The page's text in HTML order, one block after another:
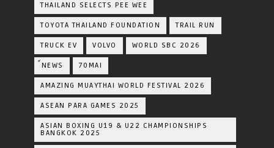
THAILAND SELECTS PEE WEE
TOYOTA​ THAILAND​ FOUNDATION TRAIL RUN
TRUCK EV VOLVO WORLD SBC 2026
์NEWS 70MAI
AMAZING MUAYTHAI WORLD FESTIVAL 2026
ASEAN PARA GAMES 2025
ASIAN BOXING U19 & U22 CHAMPIONSHIPS
BANGKOK 2025